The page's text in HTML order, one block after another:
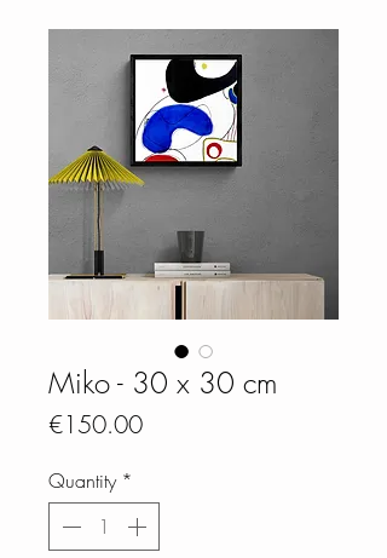
Miko - 30 x 30 cm
€150.00Price
Quantity *